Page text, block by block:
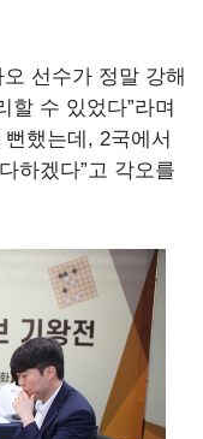
선수가 정말 강해
할 수 있었다”라며
했는데, 2국에서
하겠다”고 각오를